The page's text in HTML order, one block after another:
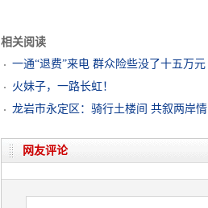
相关阅读
一通“退费”来电 群众险些没了十五万元
火妹子，一路长虹！
龙岩市永定区：骑行土楼间 共叙两岸情
网友评论